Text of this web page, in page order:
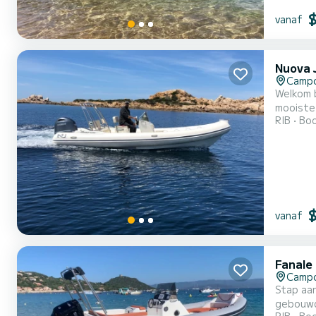
vanaf
Nuova
mooiste ankerplaatsen
RIB
vanaf
Stap